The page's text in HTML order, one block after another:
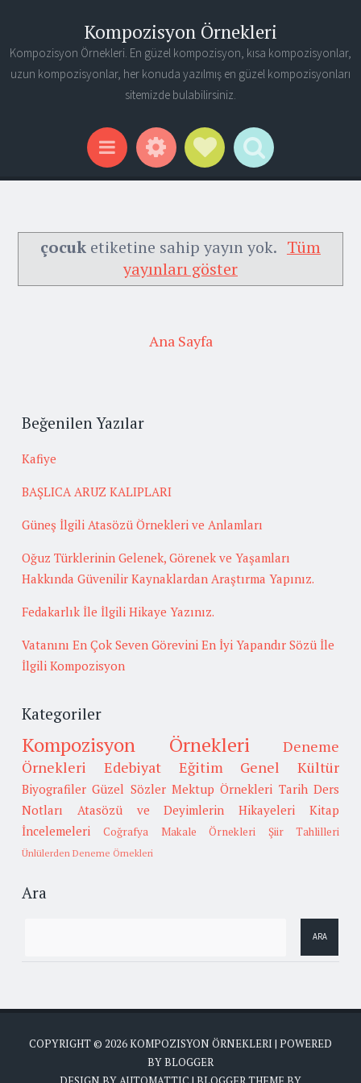
Kompozisyon Örnekleri
Kompozisyon Örnekleri. En güzel kompozisyon, kısa kompozisyonlar,
uzun kompozisyonlar, her konuda yazılmış en güzel kompozisyonları
sitemizde bulabilirsiniz.
Menu WidgetsSocial Links
Search
çocuk etiketine sahip yayın yok. Tüm
yayınları göster
Ana Sayfa
Beğenilen Yazılar
Kafiye
BAŞLICA ARUZ KALIPLARI
Güneş İlgili Atasözü Örnekleri ve Anlamları
Oğuz Türklerinin Gelenek, Görenek ve Yaşamları
Hakkında Güvenilir Kaynaklardan Araştırma Yapınız.
Fedakarlık İle İlgili Hikaye Yazınız.
Vatanını En Çok Seven Görevini En İyi Yapandır Sözü İle
İlgili Kompozisyon
Kategoriler
Kompozisyon Örnekleri
Deneme
Örnekleri
Edebiyat Eğitim Genel Kültür
Biyografiler Güzel Sözler Mektup Örnekleri Tarih Ders
Notları
Atasözü ve Deyimlerin Hikayeleri
Kitap
İncelemeleri
Coğrafya Makale Örnekleri Şiir Tahlilleri
Ünlülerden Deneme Örnekleri
Ara
COPYRIGHT © 2026KOMPOZISYON ÖRNEKLERI | POWERED
BYBLOGGER